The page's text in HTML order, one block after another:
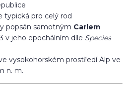
typická pro celý rod
popsán samotným Carlem
v jeho epochálním díle Species
vysokohorském prostředí Alp ve
n. m.